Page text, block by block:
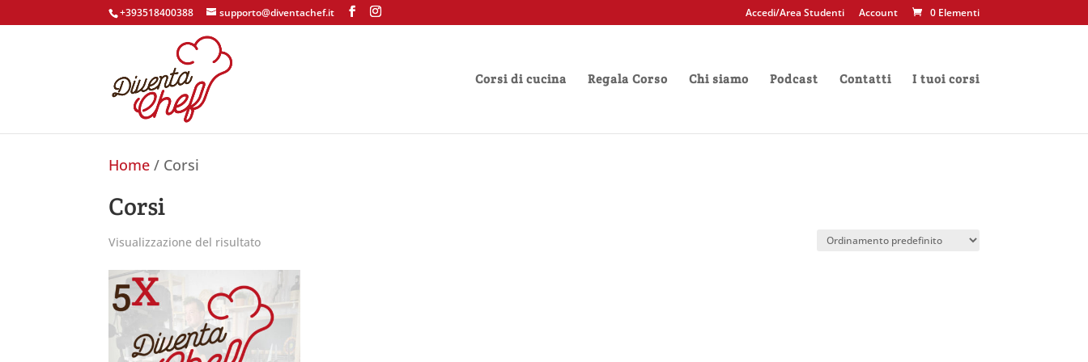
+393518400388 supporto@diventachef.it Accedi/Area Studenti Account 0 Elementi
Corsi di cucina Regala Corso Chi siamo Podcast Contatti I tuoi corsi
Home / Corsi
Corsi
Visualizzazione del risultato